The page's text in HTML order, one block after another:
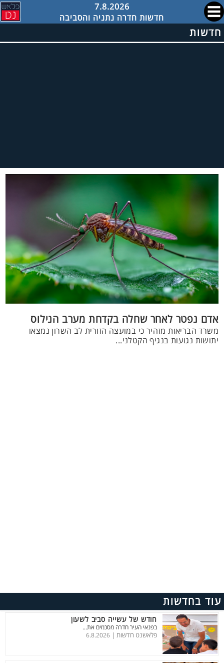
7.8.2026
חדשות חדרה נתניה והסביבה
חדשות
אדם נפטר לאחר שחלה בקדחת מערב הנילוס
משרד הבריאות מזהיר כי במועצה הזורית לב השרון נמצאו
יתושות נגועות בנגיף הקטלני...
עוד בחדשות
חודש של עשייה סביב לשעון
בפנאי העיר חדרה מסכמים את...
פלאשנט חדשות | 6.8.2026